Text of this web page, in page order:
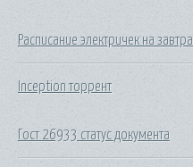
Расписание электричек на
Inception торрент
Гост 26933 статус документа